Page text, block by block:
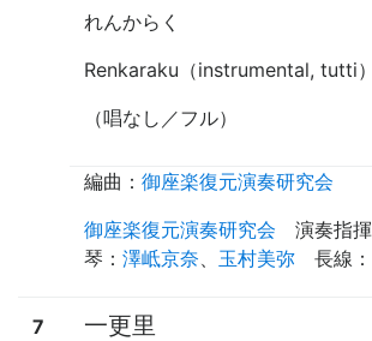
れんからく
Renkaraku（instrumental, tutti）
（唱なし／フル）
編曲： 御座楽復元演奏研究会
御座楽復元演奏研究会
演奏指揮
琴 ： 澤岻京奈 玉村美弥 長線 ：
7 一更里